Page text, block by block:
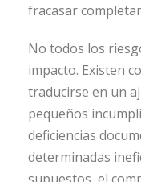
fracasar
No todos los
impacto. Existen
traducirse en un
pequeños
deficiencias
determinadas